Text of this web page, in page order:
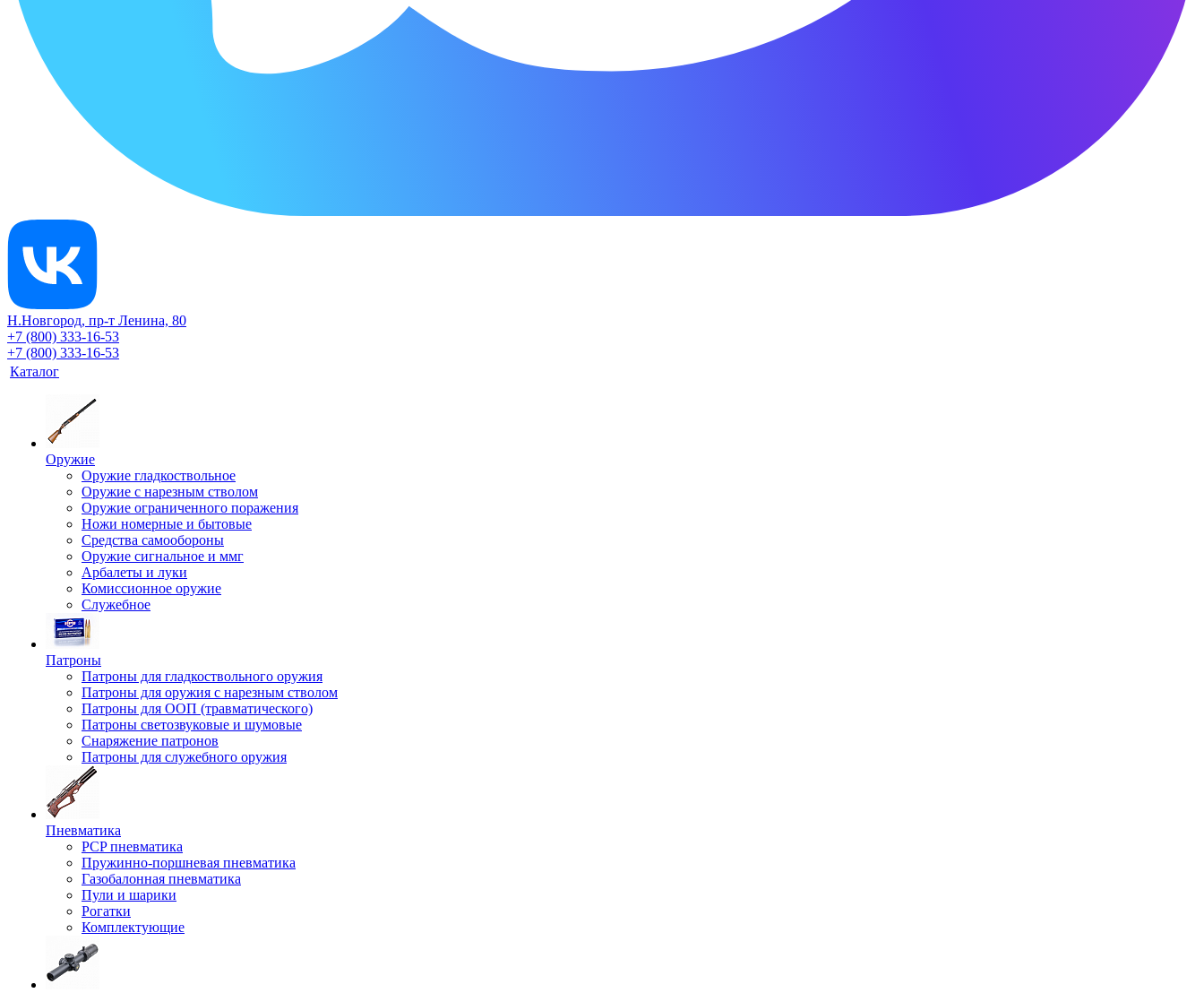
Н.Новгород, пр-т Ленина, 80
+7 (800) 333-16-53
+7 (800) 333-16-53
Каталог
Оружие
Оружие гладкоствольное
Оружие с нарезным стволом
Оружие ограниченного поражения
Ножи номерные и бытовые
Средства самообороны
Оружие сигнальное и ммг
Арбалеты и луки
Комиссионное оружие
Служебное
Патроны
Патроны для гладкоствольного оружия
Патроны для оружия с нарезным стволом
Патроны для ООП (травматического)
Патроны светозвуковые и шумовые
Снаряжение патронов
Патроны для служебного оружия
Пневматика
PCP пневматика
Пружинно-поршневая пневматика
Газобалонная пневматика
Пули и шарики
Рогатки
Комплектующие